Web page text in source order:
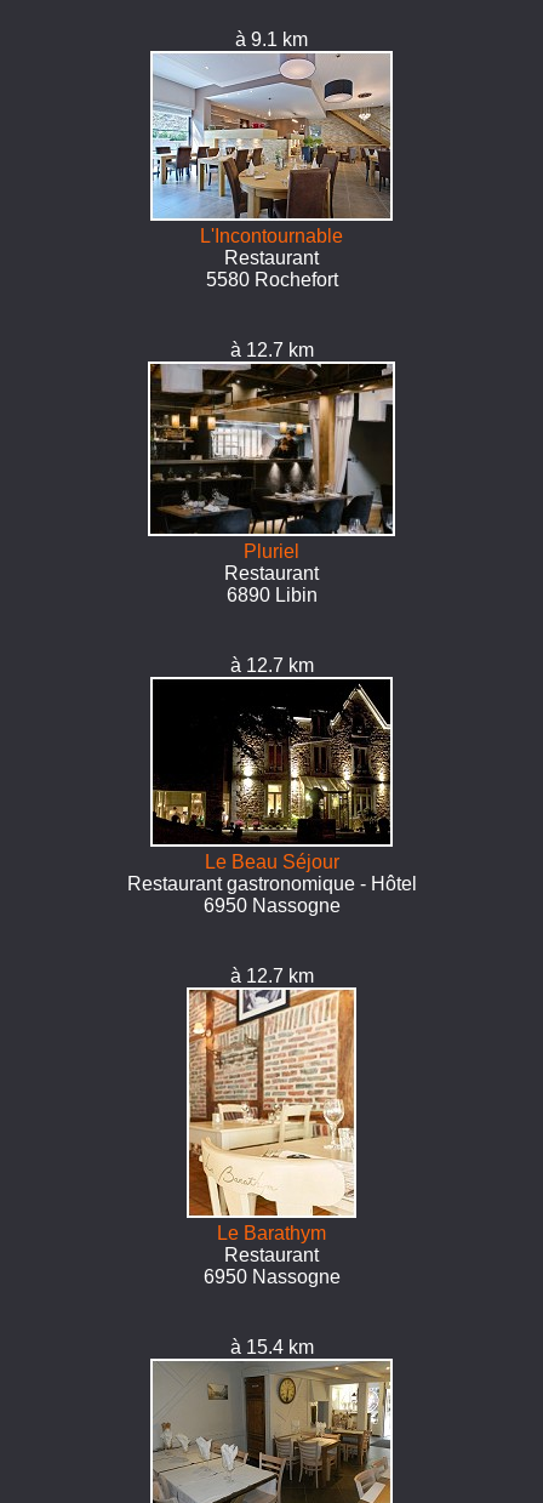
à 9.1 km
L'Incontournable
Restaurant
5580 Rochefort
à 12.7 km
Pluriel
Restaurant
6890 Libin
à 12.7 km
Le Beau Séjour
Restaurant gastronomique - Hôtel
6950 Nassogne
à 12.7 km
Le Barathym
Restaurant
6950 Nassogne
à 15.4 km